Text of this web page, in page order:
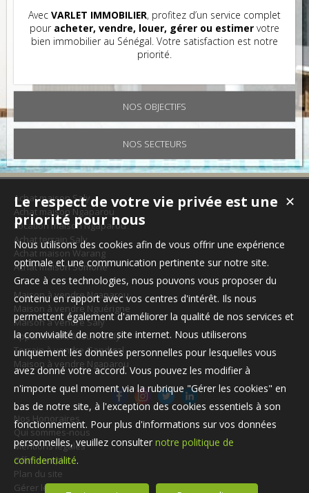
Avec VARLET IMMOBILIER, profitez d’un service complet
pour acheter, vendre, louer, gérer ou estimer votre
bien immobilier au Sénégal. Votre satisfaction est notre
priorité.
NOS OBJECTIFS
NOS SECTEURS
Achat maison Saly
Achat maison Ngaparou
Location maison Ngaparou
Achat terrain Saly
Achat maison Warang
Achat maison Somone
Maison à vendre Ngaparou
Maison à vendre Nguérigne
Maison à vendre Saly
Appartement à louer Saly
Terrain à vendre Gandigal
Maison à vendre Ngaparou
Nos Honoraires
Qui sommes-nous
Mentions légales
Offre complète
Plan du site
Gérer les cookies
✕
Le respect de votre vie privée est une
priorité pour nous
Nous utilisons des cookies afin de vous offrir une expérience
optimale et une communication pertinente sur notre site.
Grace à ces technologies, nous pouvons vous proposer du
contenu en rapport avec vos centres d'intérêt. Ils nous
permettent également d'améliorer la qualité de nos services et
la convivialité de notre site internet. Nous utiliserons
uniquement les données personnelles pour lesquelles vous
avez donné votre accord. Vous pouvez les modifier à
n'importe quel moment via la rubrique "Gérer les cookies" en
bas de notre site, à l'exception des cookies essentiels à son
fonctionnement. Pour plus d'informations sur vos données
personnelles, veuillez consulter notre politique de
confidentialité.